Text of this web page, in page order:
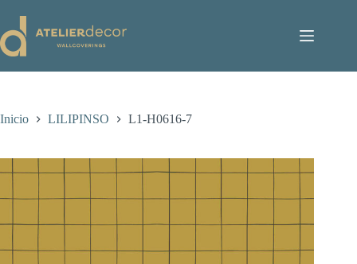
contenido
Inicio LILIPINSO L1-H0616-7